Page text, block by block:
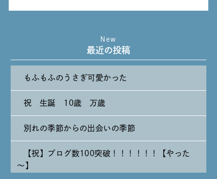
New
最近の投稿
もふもふのうさぎ可愛かった
祝 生誕 10歳 万歳
別れの季節からの出会いの季節
【祝】ブログ数100突破！！！！！！【やった
～】